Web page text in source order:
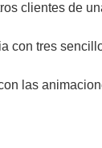
clientes de
con tres
las